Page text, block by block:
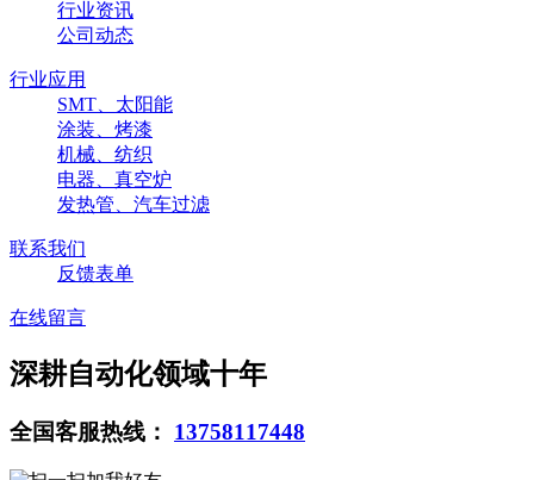
行业资讯
公司动态
行业应用
SMT、太阳能
涂装、烤漆
机械、纺织
电器、真空炉
发热管、汽车过滤
联系我们
反馈表单
在线留言
深耕自动化领域十年
全国客服热线： 13758117448